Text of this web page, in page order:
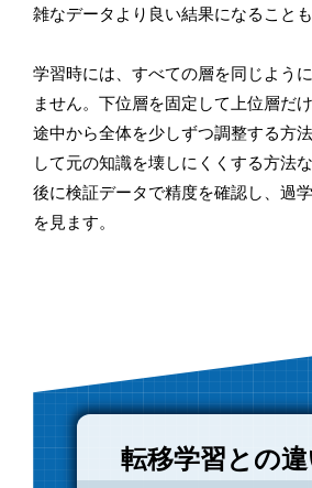
雑なデータより良い結果になることも
学習時には、すべての層を同じよう
ません。下位層を固定して上位層だ
途中から全体を少しずつ調整する方
して元の知識を壊しにくくする方法
後に検証データで精度を確認し、過
を見ます。
転移学習との